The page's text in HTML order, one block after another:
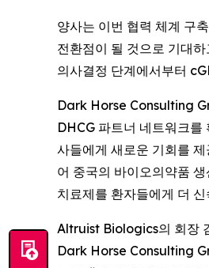
양사는 이번 협력 체계 구
전환점이 될 것으로 기대
의사결정 단계에서부터
Dark Horse Consulting
DHCG 파트너 네트워크
사들에게 새로운 기회를
어 중국의 바이오의약품
치료제를 환자들에게 더
Altruist Biologics의 회장
Dark Horse Consulting